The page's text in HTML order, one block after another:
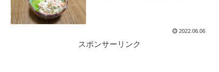
2022.06.06
スポンサーリンク